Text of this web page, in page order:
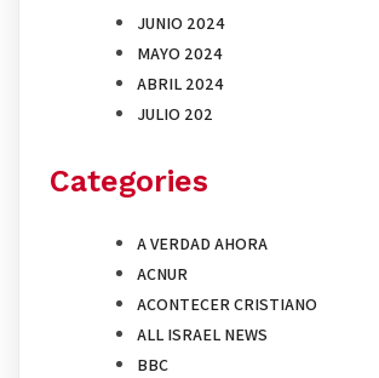
JUNIO 2024
MAYO 2024
ABRIL 2024
JULIO 202
Categories
A VERDAD AHORA
ACNUR
ACONTECER CRISTIANO
ALL ISRAEL NEWS
BBC